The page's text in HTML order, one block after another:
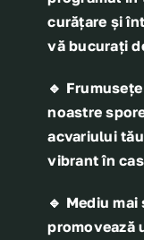
curățare și
vă bucurați
🔹
noastre
acvariului
vibrant în
🔹 Mediu mai
promovează